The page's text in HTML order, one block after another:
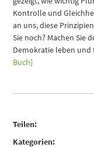
Kontrolle und
an uns, diese
Sie noch? Machen Sie
Demokratie leben
Buch]
Teilen:
Kategorien: